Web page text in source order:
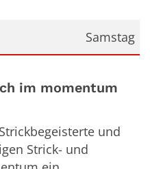
Samstag
im momentum
und
Strick- und